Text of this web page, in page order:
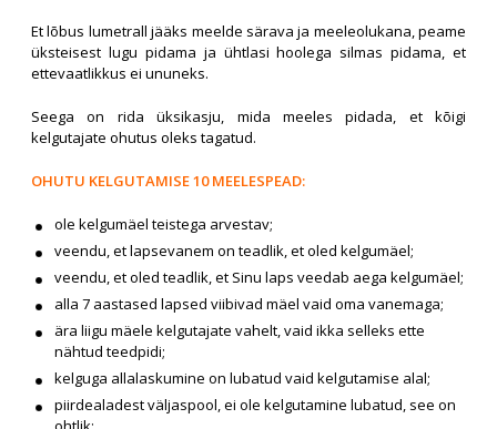
Et lõbus lumetrall jääks meelde särava ja meeleolukana, peame
üksteisest lugu pidama ja ühtlasi hoolega silmas pidama, et
ettevaatlikkus ei ununeks.
Seega on rida üksikasju, mida meeles pidada, et kõigi
kelgutajate ohutus oleks tagatud.
OHUTU KELGUTAMISE 10 MEELESPEAD:
ole kelgumäel teistega arvestav;
veendu, et lapsevanem on teadlik, et oled kelgumäel;
veendu, et oled teadlik, et Sinu laps veedab aega kelgumäel;
alla 7 aastased lapsed viibivad mäel vaid oma vanemaga;
ära liigu mäele kelgutajate vahelt, vaid ikka selleks ette
nähtud teedpidi;
kelguga allalaskumine on lubatud vaid kelgutamise alal;
piirdealadest väljaspool, ei ole kelgutamine lubatud, see on